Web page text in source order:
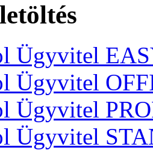
Ügyvitel
Ügyvitel
Ügyvitel
Ügyvitel